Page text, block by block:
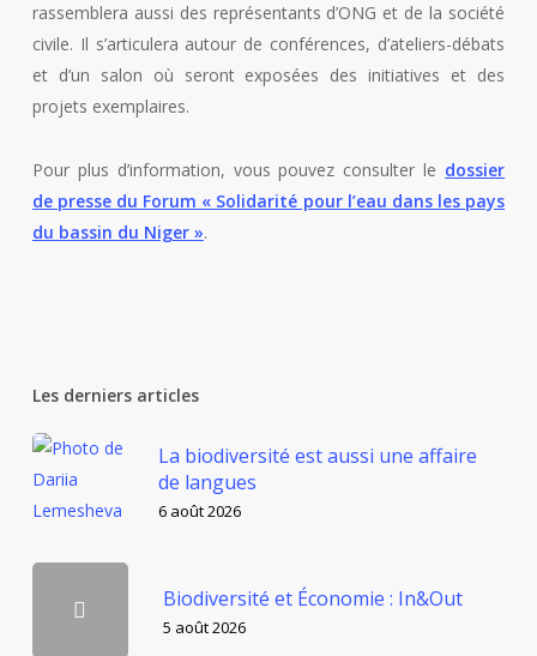
rassemblera aussi des représentants d’ONG et de la société
civile. Il s’articulera autour de conférences, d’ateliers-débats
et d’un salon où seront exposées des initiatives et des
projets exemplaires.
Pour plus d’information, vous pouvez consulter le dossier
de presse du Forum « Solidarité pour l’eau dans les pays
du bassin du Niger ».
Les derniers articles
La biodiversité est aussi une affaire
de langues
6 août 2026
Biodiversité et Économie : In&Out
5 août 2026